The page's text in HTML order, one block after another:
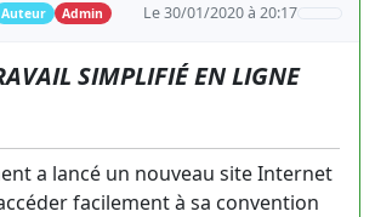
Auteur Admin Le 30/01/2020 à 20:17
SIMPLIFIÉ EN LIGNE
a lancé un nouveau site Internet
facilement à sa convention